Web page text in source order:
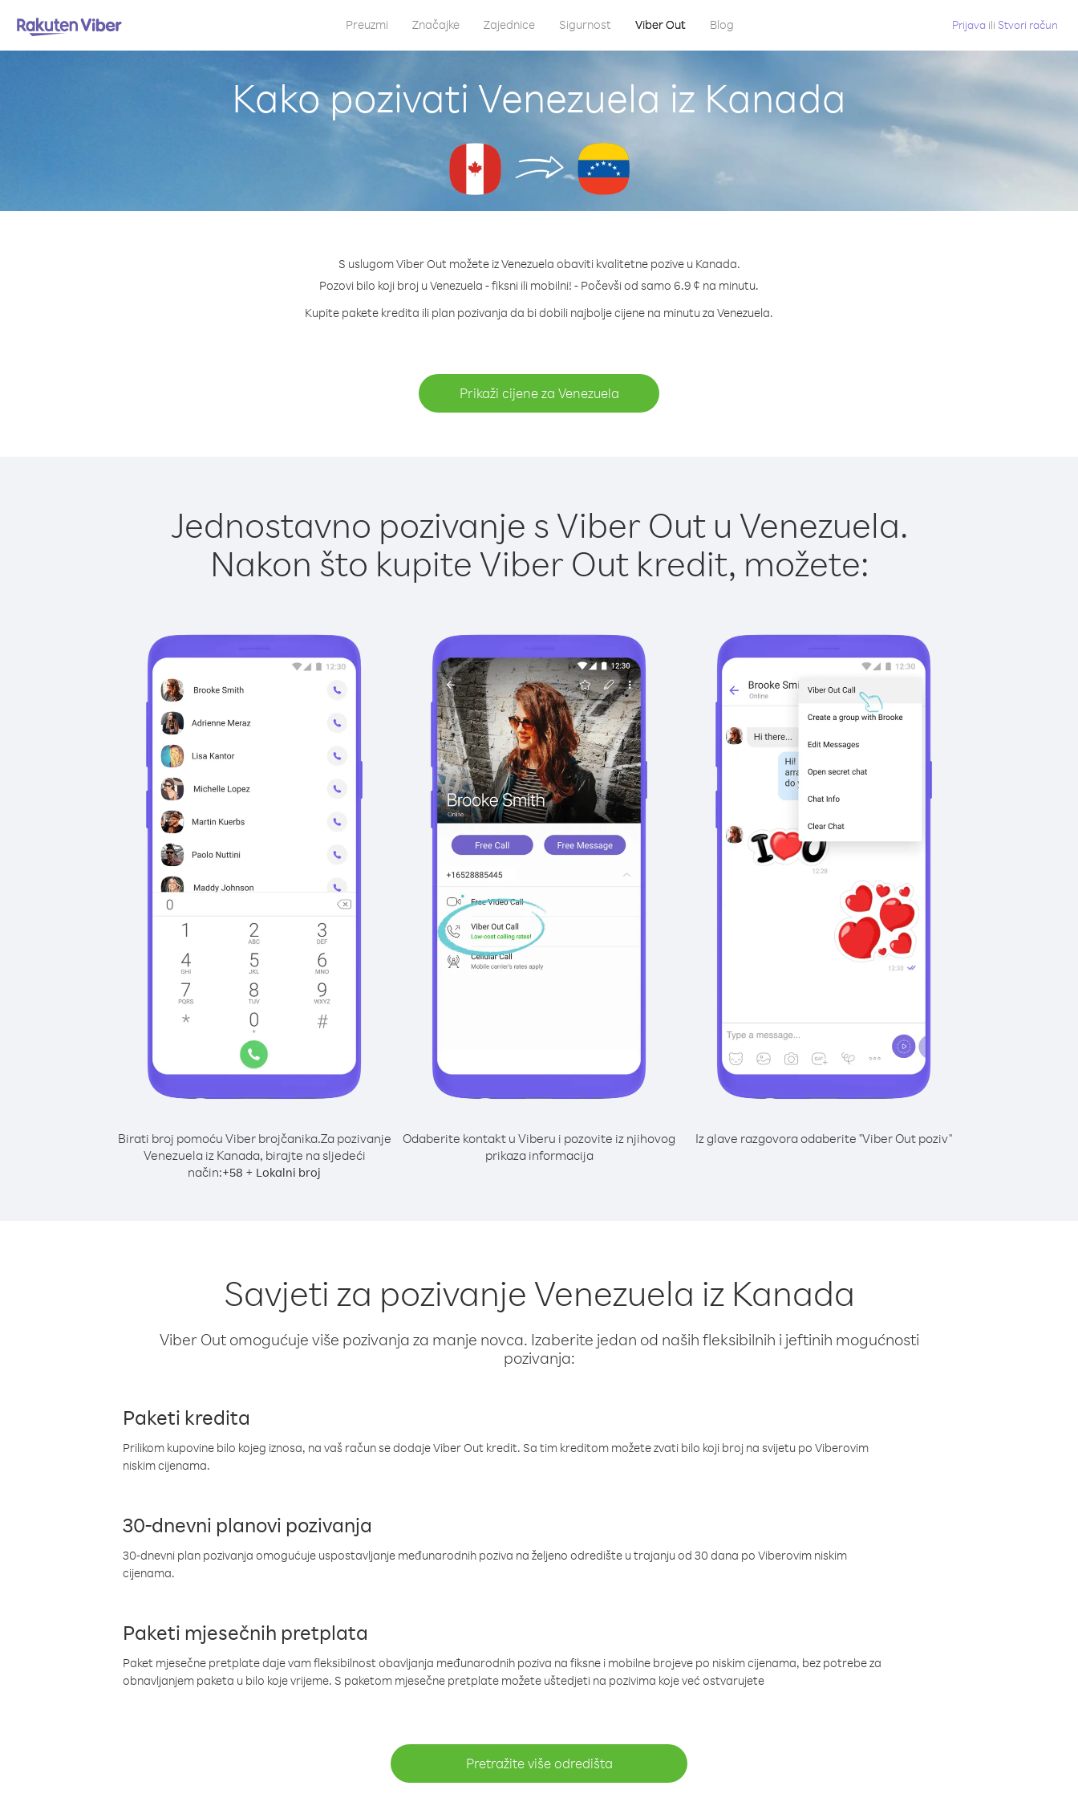
Preuzmi Značajke Zajednice Sigurnost Viber Out Blog Prijava ili Stvori račun
Kako pozivati Venezuela iz Kanada
S uslugom Viber Out možete iz Venezuela obaviti kvalitetne pozive u Kanada.
Pozovi bilo koji broj u Venezuela - fiksni ili mobilni! - Počevši od samo 6.9 ¢ na minutu.
Kupite pakete kredita ili plan pozivanja da bi dobili najbolje cijene na minutu za Venezuela.
Prikaži cijene za Venezuela
Jednostavno pozivanje s Viber Out u Venezuela.
Nakon što kupite Viber Out kredit, možete:
Birati broj pomoću Viber brojčanika.Za pozivanje
Venezuela iz Kanada, birajte na sljedeći
način:+58 + Lokalni broj
Odaberite kontakt u Viberu i pozovite iz njihovog
prikaza informacija
Iz glave razgovora odaberite "Viber Out poziv"
Savjeti za pozivanje Venezuela iz Kanada
Viber Out omogućuje više pozivanja za manje novca. Izaberite jedan od naših fleksibilnih i jeftinih mogućnosti
pozivanja:
Paketi kredita
Prilikom kupovine bilo kojeg iznosa, na vaš račun se dodaje Viber Out kredit. Sa tim kreditom možete zvati bilo koji broj na svijetu po Viberovim
niskim cijenama.
30-dnevni planovi pozivanja
30-dnevni plan pozivanja omogućuje uspostavljanje međunarodnih poziva na željeno odredište u trajanju od 30 dana po Viberovim niskim
cijenama.
Paketi mjesečnih pretplata
Paket mjesečne pretplate daje vam fleksibilnost obavljanja međunarodnih poziva na fiksne i mobilne brojeve po niskim cijenama, bez potrebe za
obnavljanjem paketa u bilo koje vrijeme. S paketom mjesečne pretplate možete uštedjeti na pozivima koje već ostvarujete
Pretražite više odredišta